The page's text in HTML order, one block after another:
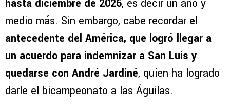
hasta diciembre de 2026, es decir un año y
medio más. Sin embargo, cabe recordar el
antecedente del América, que logró llegar a
un acuerdo para indemnizar a San Luis y
quedarse con André Jardiné, quien ha logrado
darle el bicampeonato a las Águilas.